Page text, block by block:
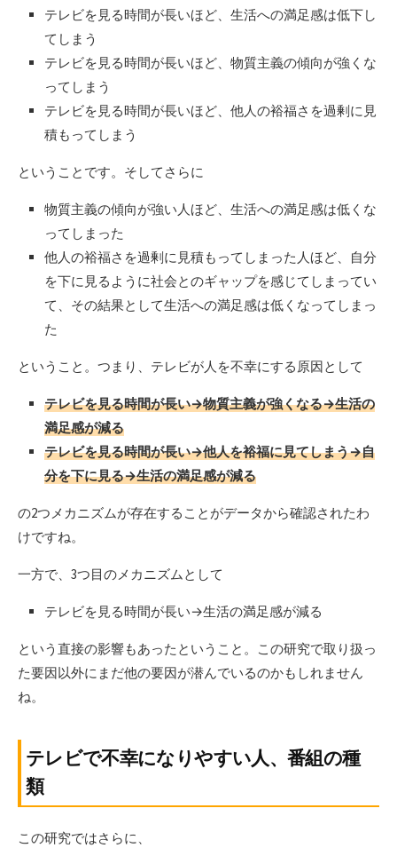
テレビを見る時間が長いほど、生活への満足感は低下し
てしまう
テレビを見る時間が長いほど、物質主義の傾向が強くな
ってしまう
テレビを見る時間が長いほど、他人の裕福さを過剰に見
積もってしまう
ということです。そしてさらに
物質主義の傾向が強い人ほど、生活への満足感は低くな
ってしまった
他人の裕福さを過剰に見積もってしまった人ほど、自分
を下に見るように社会とのギャップを感じてしまってい
て、その結果として生活への満足感は低くなってしまっ
た
ということ。つまり、テレビが人を不幸にする原因として
テレビを見る時間が長い→物質主義が強くなる→生活の
満足感が減る
テレビを見る時間が長い→他人を裕福に見てしまう→自
分を下に見る→生活の満足感が減る
の2つメカニズムが存在することがデータから確認されたわ
けですね。
一方で、3つ目のメカニズムとして
テレビを見る時間が長い→生活の満足感が減る
という直接の影響もあったということ。この研究で取り扱っ
た要因以外にまだ他の要因が潜んでいるのかもしれません
ね。
テレビで不幸になりやすい人、番組の種
類
この研究ではさらに、